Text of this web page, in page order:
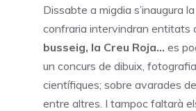
Dissabte a migdia s’inaugura
confraria intervindran entitats
busseig, la Creu Roja… es
un concurs de dibuix,
científiques; sobre avarades
entre altres. I tampoc faltarà